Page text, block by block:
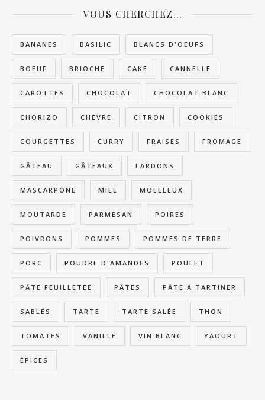
VOUS CHERCHEZ…
BANANES BASILIC BLANCS D'OEUFS
BOEUF BRIOCHE CAKE CANNELLE
CAROTTES CHOCOLAT CHOCOLAT BLANC
CHORIZO CHÈVRE CITRON COOKIES
COURGETTES CURRY FRAISES FROMAGE
GÂTEAU GÂTEAUX LARDONS
MASCARPONE MIEL MOELLEUX
MOUTARDE PARMESAN POIRES
POIVRONS POMMES POMMES DE TERRE
PORC POUDRE D'AMANDES POULET
PÂTE FEUILLETÉE PÂTES PÂTE À TARTINER
SABLÉS TARTE TARTE SALÉE THON
TOMATES VANILLE VIN BLANC YAOURT
ÉPICES